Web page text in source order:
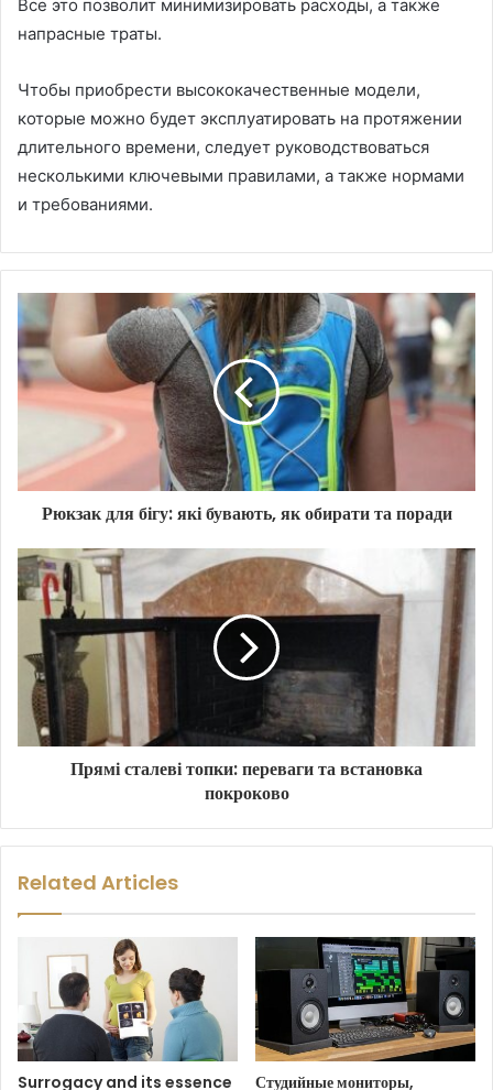
Все это позволит минимизировать расходы, а также
напрасные траты.
Чтобы приобрести высококачественные модели,
которые можно будет эксплуатировать на протяжении
длительного времени, следует руководствоваться
несколькими ключевыми правилами, а также нормами
и требованиями.
Рюкзак для бігу: які бувають, як обирати та поради
Прямі сталеві топки: переваги та встановка
покроково
Related Articles
Surrogacy and its essence
Студийные мониторы,